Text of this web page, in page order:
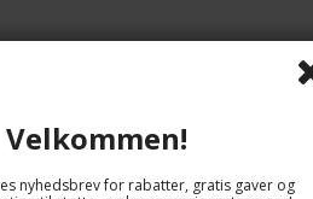
159,00 DKK
Velkommen!
nyhedsbrev for rabatter, gratis gaver og